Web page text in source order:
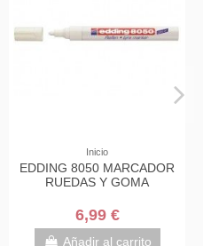
Inicio
EDDING 8050 MARCADOR
RUEDAS Y GOMA
6,99 €
Añadir al carrito